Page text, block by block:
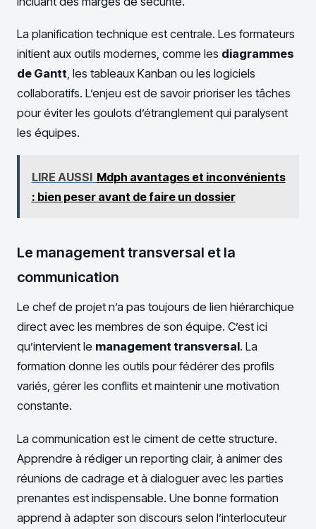
La planification technique est centrale. Les formateurs
initient aux outils modernes, comme les diagrammes
de Gantt, les tableaux Kanban ou les logiciels
collaboratifs. L’enjeu est de savoir prioriser les tâches
pour éviter les goulots d’étranglement qui paralysent
les équipes.
LIRE AUSSI Mdph avantages et inconvénients
: bien peser avant de faire un dossier
Le management transversal et la
communication
Le chef de projet n’a pas toujours de lien hiérarchique
direct avec les membres de son équipe. C’est ici
qu’intervient le management transversal. La
formation donne les outils pour fédérer des profils
variés, gérer les conflits et maintenir une motivation
constante.
La communication est le ciment de cette structure.
Apprendre à rédiger un reporting clair, à animer des
réunions de cadrage et à dialoguer avec les parties
prenantes est indispensable. Une bonne formation
apprend à adapter son discours selon l’interlocuteur